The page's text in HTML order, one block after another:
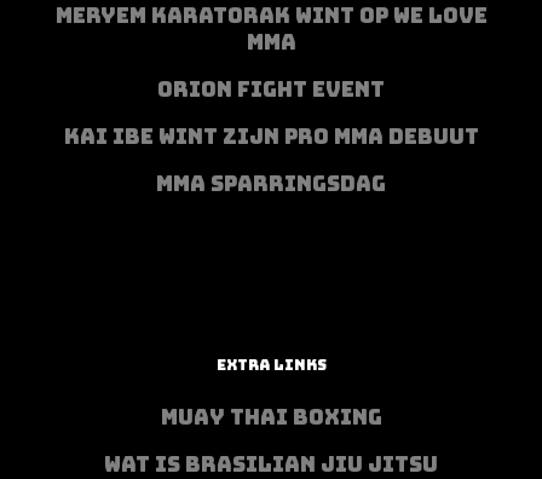
MERYEM KARATORAK WINT OP WE LOVE
MMA
ORION FIGHT EVENT
KAI IBE WINT ZIJN PRO MMA DEBUUT
MMA SPARRINGSDAG
EXTRA LINKS
MUAY THAI BOXING
WAT IS BRASILIAN JIU JITSU